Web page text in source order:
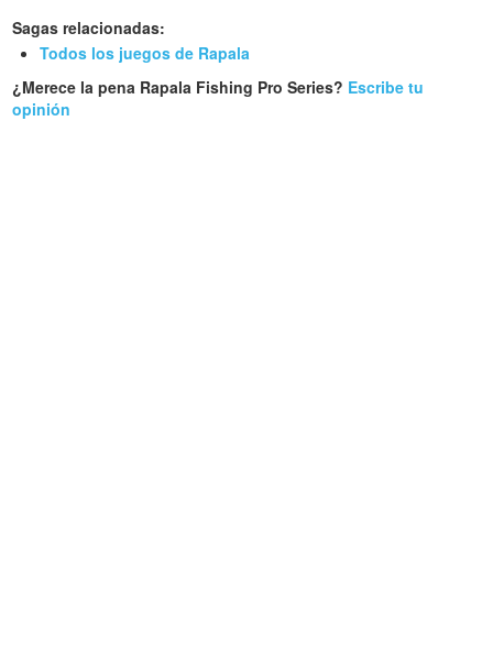
Sagas relacionadas:
Todos los juegos de Rapala
¿Merece la pena Rapala Fishing Pro Series? Escribe tu
opinión